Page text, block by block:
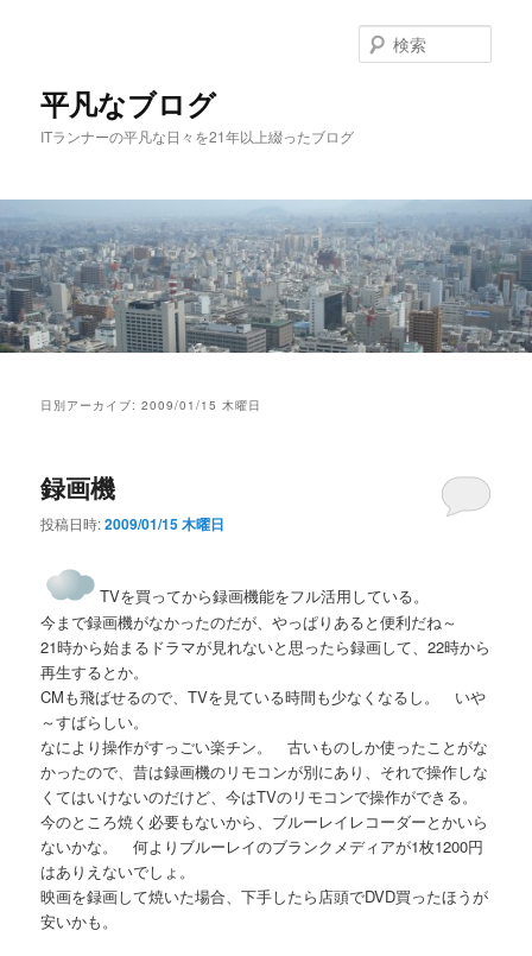
移
動
動
平凡なブログ
ITランナーの平凡な日々を21年以上綴ったブログ
索
日別アーカイブ:2009/01/15 木曜日
録画機
投稿日時:2009/01/15 木曜日
TVを買ってから録画機能をフル活用している。
今まで録画機がなかったのだが、やっぱりあると便利だね～
21時から始まるドラマが見れないと思ったら録画して、22時から
再生するとか。
CMも飛ばせるので、TVを見ている時間も少なくなるし。 いや
～すばらしい。
なにより操作がすっごい楽チン。 古いものしか使ったことがな
かったので、昔は録画機のリモコンが別にあり、それで操作しな
くてはいけないのだけど、今はTVのリモコンで操作ができる。
今のところ焼く必要もないから、ブルーレイレコーダーとかいら
ないかな。 何よりブルーレイのブランクメディアが1枚1200円
はありえないでしょ。
映画を録画して焼いた場合、下手したら店頭でDVD買ったほうが
安いかも。